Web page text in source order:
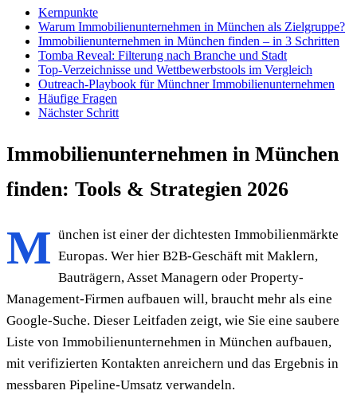
Kernpunkte
Warum Immobilienunternehmen in München als Zielgruppe?
Immobilienunternehmen in München finden – in 3 Schritten
Tomba Reveal: Filterung nach Branche und Stadt
Top-Verzeichnisse und Wettbewerbstools im Vergleich
Outreach-Playbook für Münchner Immobilienunternehmen
Häufige Fragen
Nächster Schritt
Immobilienunternehmen in München
finden: Tools & Strategien 2026
M ünchen ist einer der dichtesten Immobilienmärkte
Europas. Wer hier B2B-Geschäft mit Maklern,
Bauträgern, Asset Managern oder Property-
Management-Firmen aufbauen will, braucht mehr als eine
Google-Suche. Dieser Leitfaden zeigt, wie Sie eine saubere
Liste von Immobilienunternehmen in München aufbauen,
mit verifizierten Kontakten anreichern und das Ergebnis in
messbaren Pipeline-Umsatz verwandeln.